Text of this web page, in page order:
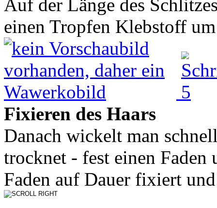
Auf der Länge des
einen Tropfen Klebstoff
Fixieren des Haars
Danach wickelt man
trocknet - fest einen
Faden auf Dauer fixiert